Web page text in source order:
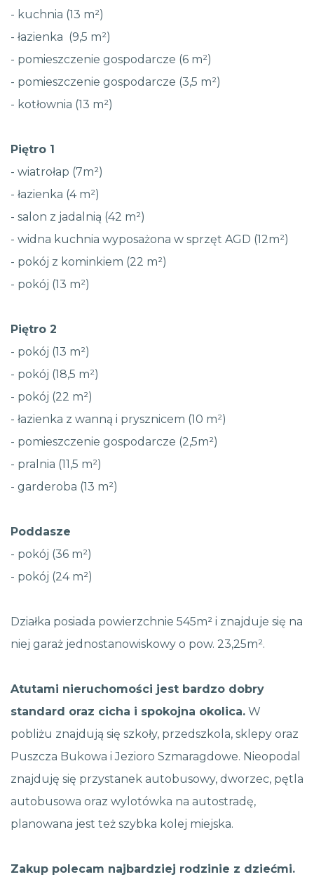
- kuchnia (13 m²)
- łazienka (9,5 m²)
- pomieszczenie gospodarcze (6 m²)
- pomieszczenie gospodarcze (3,5 m²)
- kotłownia (13 m²)
Piętro 1
- wiatrołap (7m²)
- łazienka (4 m²)
- salon z jadalnią (42 m²)
- widna kuchnia wyposażona w sprzęt AGD (12m²)
- pokój z kominkiem (22 m²)
- pokój (13 m²)
Piętro 2
- pokój (13 m²)
- pokój (18,5 m²)
- pokój (22 m²)
- łazienka z wanną i prysznicem (10 m²)
- pomieszczenie gospodarcze (2,5m²)
- pralnia (11,5 m²)
- garderoba (13 m²)
Poddasze
- pokój (36 m²)
- pokój (24 m²)
Działka posiada powierzchnie 545m² i znajduje się na
niej garaż jednostanowiskowy o pow. 23,25m².
Atutami nieruchomości jest bardzo dobry
standard oraz cicha i spokojna okolica. W
pobliżu znajdują się szkoły, przedszkola, sklepy oraz
Puszcza Bukowa i Jezioro Szmaragdowe. Nieopodal
znajduję się przystanek autobusowy, dworzec, pętla
autobusowa oraz wylotówka na autostradę,
planowana jest też szybka kolej miejska.
Zakup polecam najbardziej rodzinie z dziećmi.